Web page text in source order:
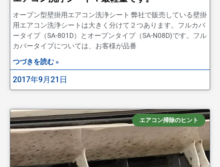
オープン型壁掛用エアコン洗浄シート 弊社で販売している壁掛
用エアコン洗浄シートは大きく分けて２つあります。フルカバ
ータイプ（SA-801D）とオープンタイプ（SA-N08D)です。フル
カバータイプについては、お客様が品番
つづきを読む »
2017年9月21日
エアコン掃除のヒント